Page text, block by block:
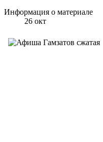
Информация о материале
26 окт